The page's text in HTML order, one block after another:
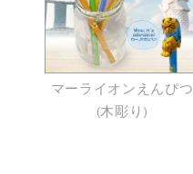
マーライオンえんぴつ
(木彫り)